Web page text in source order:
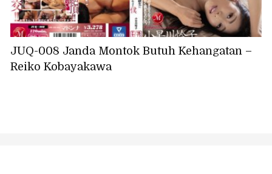
JUQ-008 Janda Montok Butuh Kehangatan –
Reiko Kobayakawa